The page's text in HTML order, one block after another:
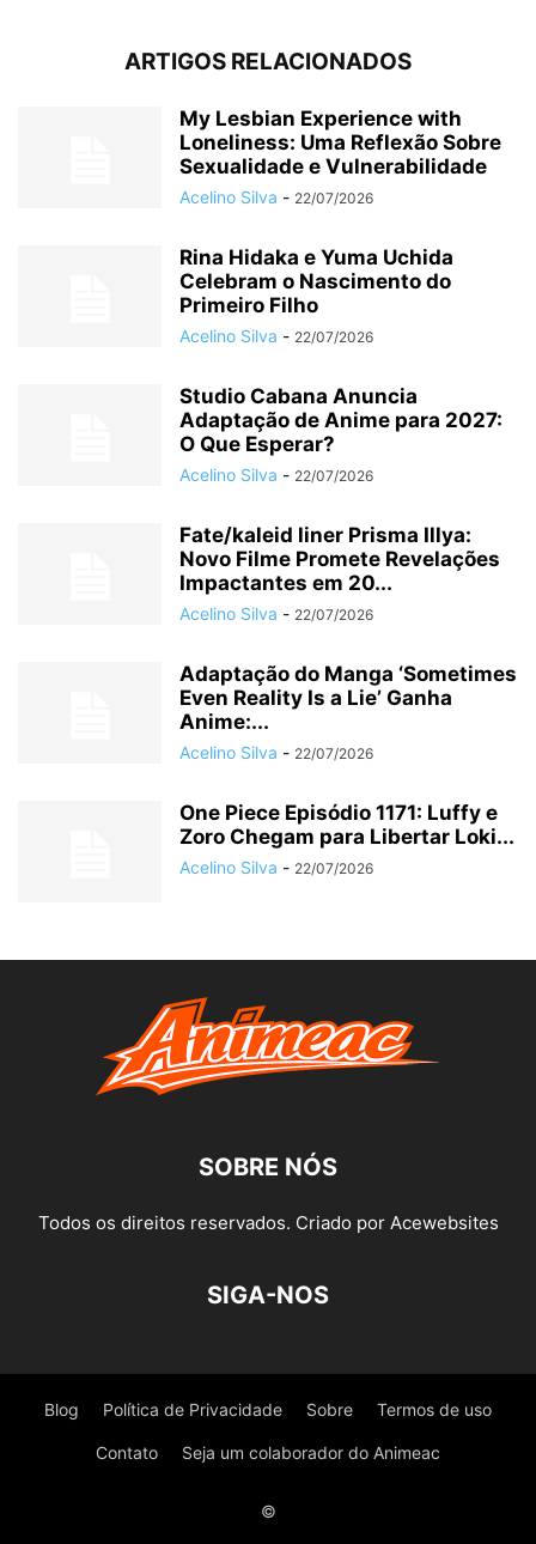
ARTIGOS RELACIONADOS
My Lesbian Experience with
Loneliness: Uma Reflexão Sobre
Sexualidade e Vulnerabilidade
Acelino Silva - 22/07/2026
Rina Hidaka e Yuma Uchida
Celebram o Nascimento do
Primeiro Filho
Acelino Silva - 22/07/2026
Studio Cabana Anuncia
Adaptação de Anime para 2027:
O Que Esperar?
Acelino Silva - 22/07/2026
Fate/kaleid liner Prisma Illya:
Novo Filme Promete Revelações
Impactantes em 20...
Acelino Silva - 22/07/2026
Adaptação do Manga ‘Sometimes
Even Reality Is a Lie’ Ganha
Anime:...
Acelino Silva - 22/07/2026
One Piece Episódio 1171: Luffy e
Zoro Chegam para Libertar Loki...
Acelino Silva - 22/07/2026
SOBRE NÓS
Todos os direitos reservados. Criado por Acewebsites
SIGA-NOS
Blog Política de Privacidade Sobre Termos de uso
Contato Seja um colaborador do Animeac
©